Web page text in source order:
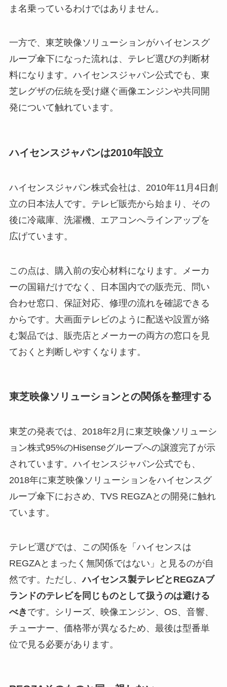
ま名乗っているわけではありません。
一方で、東芝映像ソリューションがハイセンスグ
ループ傘下になった流れは、テレビ選びの判断材
料になります。ハイセンスジャパン公式でも、東
芝レグザの伝統を受け継ぐ画像エンジンや共同開
発について触れています。
ハイセンスジャパンは2010年設立
ハイセンスジャパン株式会社は、2010年11月4日創
立の日本法人です。テレビ販売から始まり、その
後に冷蔵庫、洗濯機、エアコンへラインアップを
広げています。
この点は、購入前の安心材料になります。メーカ
ーの国籍だけでなく、日本国内での販売元、問い
合わせ窓口、保証対応、修理の流れを確認できる
からです。大画面テレビのように配送や設置が絡
む製品では、販売店とメーカーの両方の窓口を見
ておくと判断しやすくなります。
東芝映像ソリューションとの関係を整理する
東芝の発表では、2018年2月に東芝映像ソリューシ
ョン株式95%のHisenseグループへの譲渡完了が示
されています。ハイセンスジャパン公式でも、
2018年に東芝映像ソリューションをハイセンスグ
ループ傘下におさめ、TVS REGZAとの開発に触れ
ています。
テレビ選びでは、この関係を「ハイセンスは
REGZAとまったく無関係ではない」と見るのが自
然です。ただし、ハイセンス製テレビとREGZAブ
ランドのテレビを同じものとして扱うのは避ける
べき です。シリーズ、映像エンジン、OS、音響、
チューナー、価格帯が異なるため、最後は型番単
位で見る必要があります。